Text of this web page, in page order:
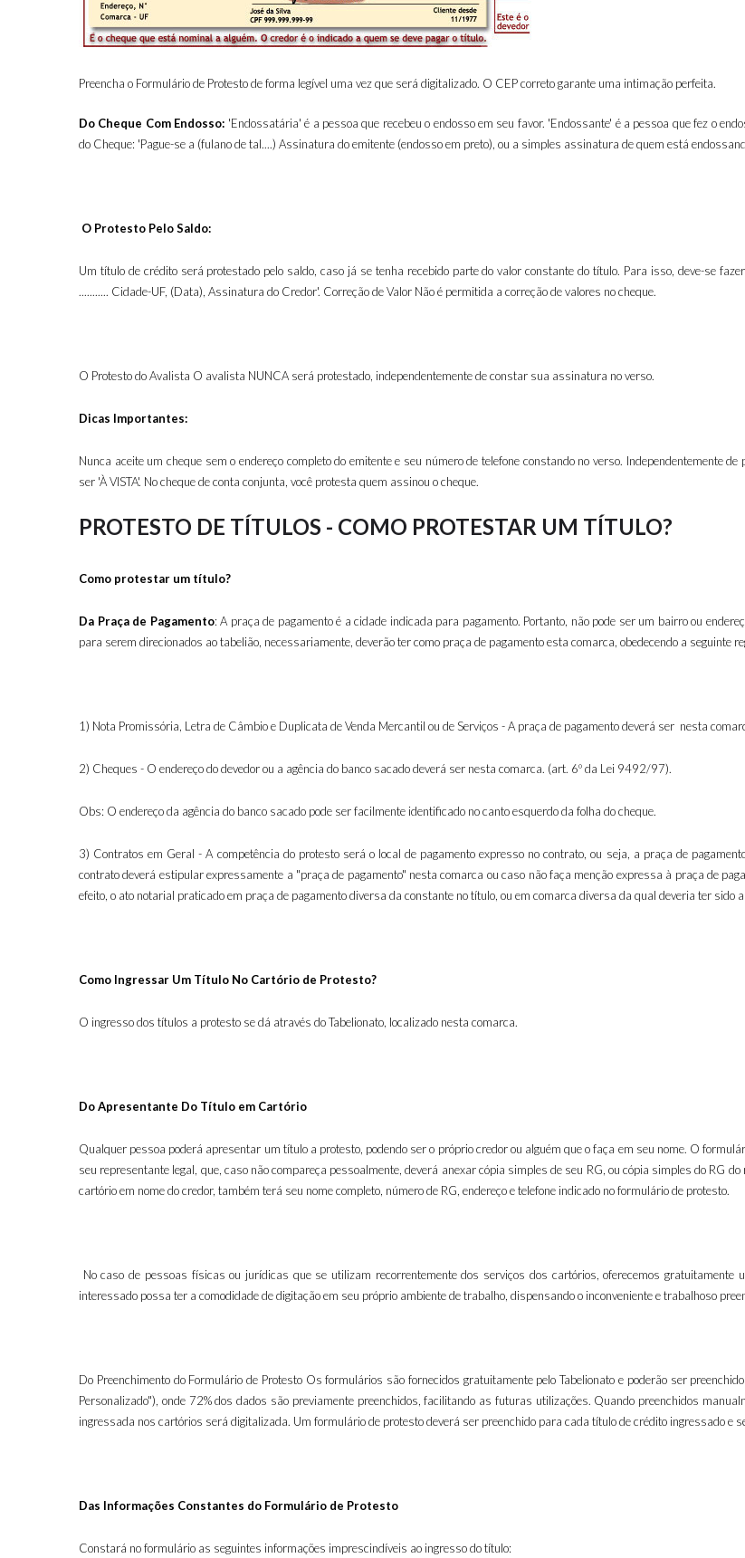
Preencha o Formulário de Protesto de forma legível uma vez que será digitalizado. O CEP correto garante uma intimação perfeita.
Do Cheque Com Endosso: 'Endossatária' é a pessoa que recebeu o endosso em seu favor. 'Endossante' é a pessoa que fez o
do Cheque: 'Pague-se a (fulano de tal....) Assinatura do emitente (endosso em preto), ou a simples assinatura de quem está
O Protesto Pelo Saldo:
Um título de crédito será protestado pelo saldo, caso já se tenha recebido parte do valor constante do título. Para isso, deve-se
........... Cidade-UF, (Data), Assinatura do Credor'. Correção de Valor Não é permitida a correção de valores no cheque.
O Protesto do Avalista O avalista NUNCA será protestado, independentemente de constar sua assinatura no verso.
Dicas Importantes:
Nunca aceite um cheque sem o endereço completo do emitente e seu número de telefone constando no verso. Independentemente
ser 'À VISTA'. No cheque de conta conjunta, você protesta quem assinou o cheque.
PROTESTO DE TÍTULOS - COMO PROTESTAR UM TÍTULO?
Como protestar um título?
Da Praça de Pagamento: A praça de pagamento é a cidade indicada para pagamento. Portanto, não pode ser um bairro ou
para serem direcionados ao tabelião, necessariamente, deverão ter como praça de pagamento esta comarca, obedecendo a seguinte
1) Nota Promissória, Letra de Câmbio e Duplicata de Venda Mercantil ou de Serviços - A praça de pagamento deverá ser nesta
2) Cheques - O endereço do devedor ou a agência do banco sacado deverá ser nesta comarca. (art. 6º da Lei 9492/97).
Obs: O endereço da agência do banco sacado pode ser facilmente identificado no canto esquerdo da folha do cheque.
3) Contratos em Geral - A competência do protesto será o local de pagamento expresso no contrato, ou seja, a praça de
contrato deverá estipular expressamente a "praça de pagamento" nesta comarca ou caso não faça menção expressa à praça de
efeito, o ato notarial praticado em praça de pagamento diversa da constante no título, ou em comarca diversa da qual deveria ter sido
Como Ingressar Um Título No Cartório de Protesto?
O ingresso dos títulos a protesto se dá através do Tabelionato, localizado nesta comarca.
Do Apresentante Do Título em Cartório
Qualquer pessoa poderá apresentar um título a protesto, podendo ser o próprio credor ou alguém que o faça em seu nome. O
seu representante legal, que, caso não compareça pessoalmente, deverá anexar cópia simples de seu RG, ou cópia simples do RG
cartório em nome do credor, também terá seu nome completo, número de RG, endereço e telefone indicado no formulário de protesto.
No caso de pessoas físicas ou jurídicas que se utilizam recorrentemente dos serviços dos cartórios, oferecemos
interessado possa ter a comodidade de digitação em seu próprio ambiente de trabalho, dispensando o inconveniente e trabalhoso
Do Preenchimento do Formulário de Protesto Os formulários são fornecidos gratuitamente pelo Tabelionato e poderão ser
Personalizado"), onde 72% dos dados são previamente preenchidos, facilitando as futuras utilizações. Quando preenchidos
ingressada nos cartórios será digitalizada. Um formulário de protesto deverá ser preenchido para cada título de crédito ingressado e
Das Informações Constantes do Formulário de Protesto
Constará no formulário as seguintes informações imprescindíveis ao ingresso do título: